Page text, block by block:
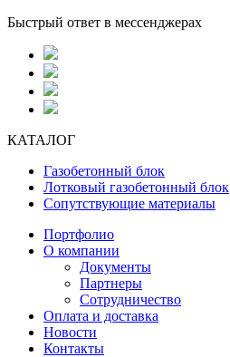
Быстрый ответ в мессенджерах
КАТАЛОГ
Газобетонный блок
Лотковый газобетонный блок
Сопутствующие материалы
Портфолио
О компании
Документы
Партнеры
Сотрудничество
Оплата и доставка
Новости
Контакты